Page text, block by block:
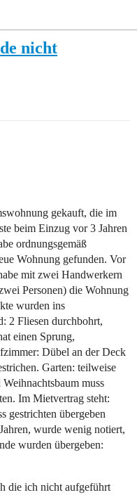
nicht
gekauft, die im
beim Einzug vor 3 Jahren
ordnungsgemäß
Wohnung gefunden. Vor
mit zwei Handwerkern
Personen) die Wohnung
wurden ins
2 Fliesen durchbohrt,
einen Sprung,
Dübel an der Deck
Garten: teilweise
muss
Im Mietvertrag steht:
gestrichten übergeben
wurde wenig notiert,
wurden übergeben:
die ich nicht aufgeführt